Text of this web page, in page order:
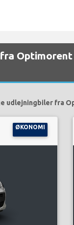
udlejningbiler fra
ØKONOMI